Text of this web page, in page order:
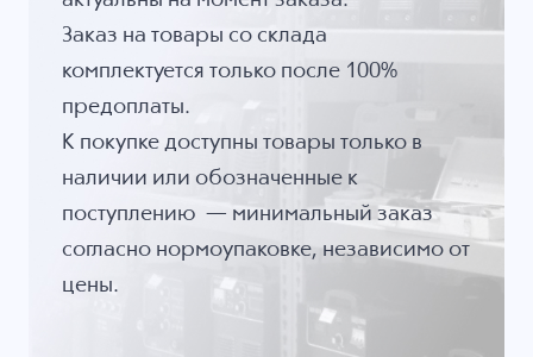
Заказ на товары со склада
комплектуется только после 100%
предоплаты.
К покупке доступны товары только в
наличии или обозначенные к
поступлению — минимальный заказ
согласно нормоупаковке, независимо от
цены.